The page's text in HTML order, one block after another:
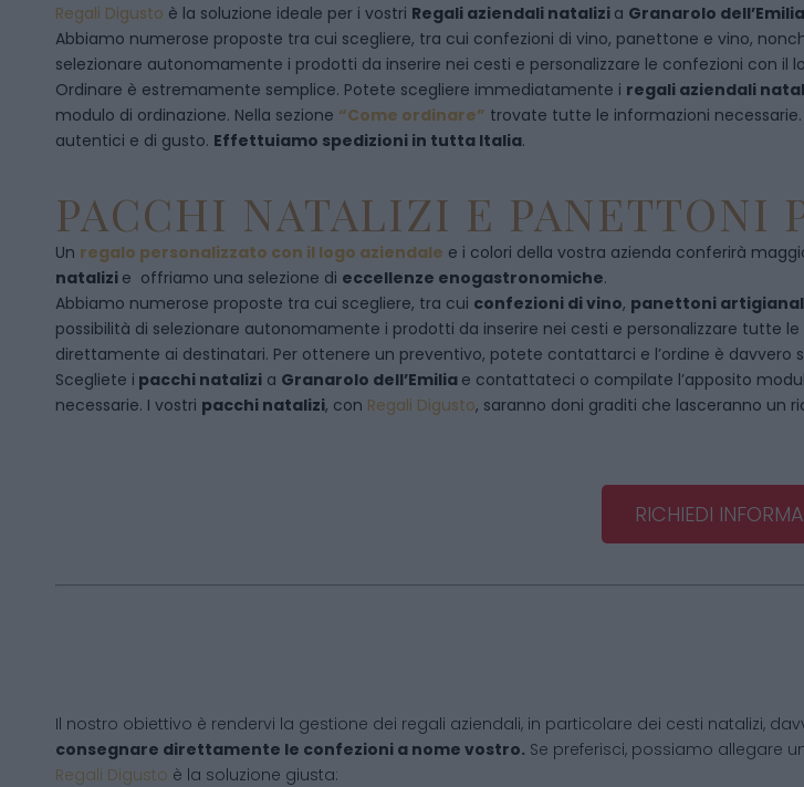
Regali Digusto è la soluzione ideale per i vostri Regali aziendali natalizi a Granarolo dell’Emilia
Abbiamo numerose proposte tra cui scegliere, tra cui confezioni di vino, panettone e vino,
selezionare autonomamente i prodotti da inserire nei cesti e personalizzare le confezioni con il
Ordinare è estremamente semplice. Potete scegliere immediatamente i regali aziendali
modulo di ordinazione. Nella sezione “Come ordinare” trovate tutte le informazioni necessarie.
autentici e di gusto. Effettuiamo spedizioni in tutta Italia.
PACCHI NATALIZI E PANETTONI
Un regalo personalizzato con il logo aziendale e i colori della vostra azienda conferirà
natalizi e offriamo una selezione di eccellenze enogastronomiche.
Abbiamo numerose proposte tra cui scegliere, tra cui confezioni di vino, panettoni
possibilità di selezionare autonomamente i prodotti da inserire nei cesti e personalizzare tutte
direttamente ai destinatari. Per ottenere un preventivo, potete contattarci e l’ordine è davvero
Scegliete i pacchi natalizi a Granarolo dell’Emilia e contattateci o compilate l’apposito
necessarie. I vostri pacchi natalizi, con Regali Digusto, saranno doni graditi che lasceranno un
RICHIEDI
Il nostro obiettivo è rendervi la gestione dei regali aziendali, in particolare dei cesti natalizi,
consegnare direttamente le confezioni a nome vostro. Se preferisci, possiamo allegare
Regali Digusto è la soluzione giusta: